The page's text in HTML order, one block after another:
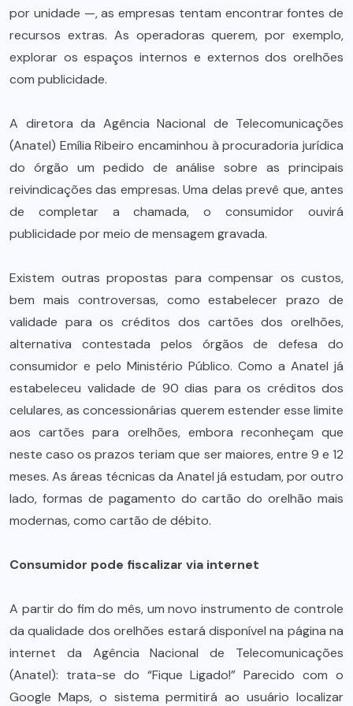
por unidade —, as empresas tentam encontrar fontes de
recursos extras. As operadoras querem, por exemplo,
explorar os espaços internos e externos dos orelhões
com publicidade.
A diretora da Agência Nacional de Telecomunicações
(Anatel) Emília Ribeiro encaminhou à procuradoria jurídica
do órgão um pedido de análise sobre as principais
reivindicações das empresas. Uma delas prevê que, antes
de completar a chamada, o consumidor ouvirá
publicidade por meio de mensagem gravada.
Existem outras propostas para compensar os custos,
bem mais controversas, como estabelecer prazo de
validade para os créditos dos cartões dos orelhões,
alternativa contestada pelos órgãos de defesa do
consumidor e pelo Ministério Público. Como a Anatel já
estabeleceu validade de 90 dias para os créditos dos
celulares, as concessionárias querem estender esse limite
aos cartões para orelhões, embora reconheçam que
neste caso os prazos teriam que ser maiores, entre 9 e 12
meses. As áreas técnicas da Anatel já estudam, por outro
lado, formas de pagamento do cartão do orelhão mais
modernas, como cartão de débito.
Consumidor pode fiscalizar via internet
A partir do fim do mês, um novo instrumento de controle
da qualidade dos orelhões estará disponível na página na
internet da Agência Nacional de Telecomunicações
(Anatel): trata-se do “Fique Ligado!” Parecido com o
Google Maps, o sistema permitirá ao usuário localizar